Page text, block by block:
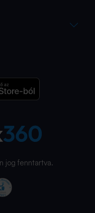
fenntartva.